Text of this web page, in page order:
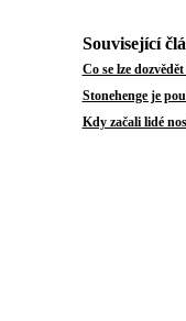
Související
Co se lze
Stonehenge je
Kdy začali lidé